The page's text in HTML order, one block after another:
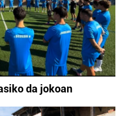
da jokoan